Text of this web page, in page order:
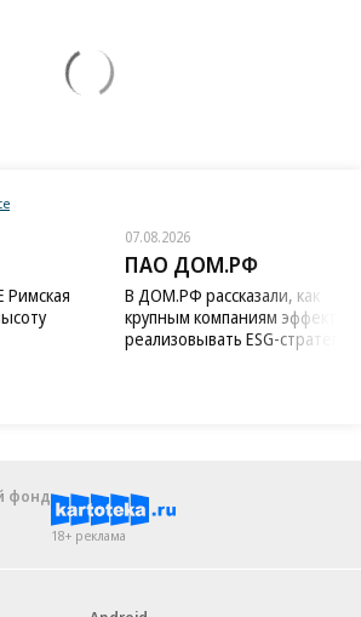
Римская
07.08.2026
ПАО ДОМ.РФ
В ДОМ.РФ рассказали, как
крупным компаниям
реализовывать ESG-стратегию
фонд
18+ реклама